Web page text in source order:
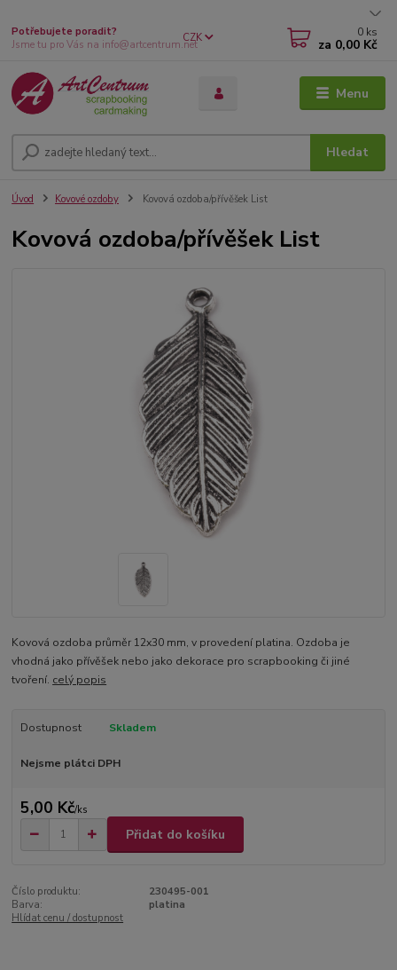
Menu
CZK
Hledat
Potřebujete poradit?
Jsme tu pro Vás na info@artcentrum.net
0 ks
za 0,00 Kč
Úvod Kovové ozdoby Kovová ozdoba/přívěšek List
Kovová ozdoba/přívěšek List
Kovová ozdoba průměr 12x30 mm, v provedení platina. Ozdoba je
vhodná jako přívěšek nebo jako dekorace pro scrapbooking či jiné
tvoření. celý popis
Dostupnost Skladem
Nejsme plátci DPH
5,00 Kč/ks
Přidat do košíku
Číslo produktu:
230495-001
Barva:
platina
Hlídat cenu / dostupnost